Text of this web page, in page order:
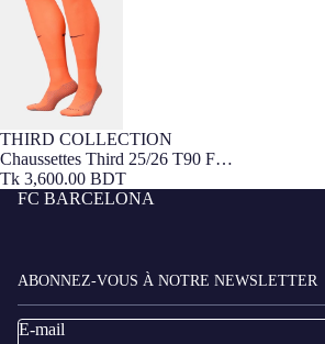
THIRD COLLECTION
Chaussettes Third 25/26 T90 FC
Barcelona
Tk 3,600.00 BDT
FC BARCELONA
ABONNEZ-VOUS À NOTRE NEWSLETTER
E-mail